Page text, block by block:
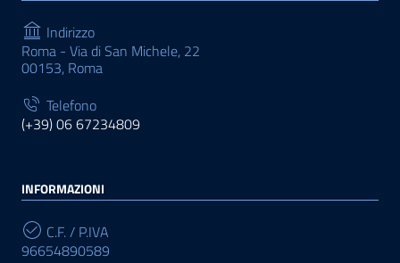
Indirizzo
Roma - Via di San Michele, 22
00153, Roma
Telefono
(+39) 06 67234809
INFORMAZIONI
C.F. / P.IVA
96654890589